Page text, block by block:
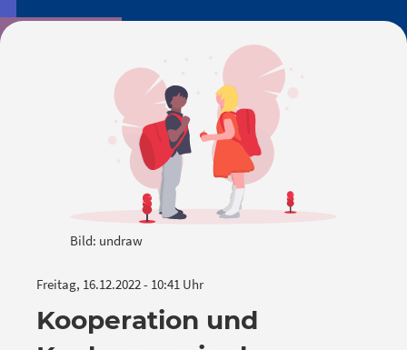
Freitag, 16.12.2022 - 10:41 Uhr
Kooperation und
Bild: undraw